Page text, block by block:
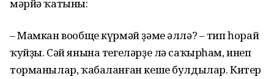
мәрйә ҡатыны:
– Мамкан вообще күрмәй ҙәме әллә? – тип һорай
ҡуйҙы. Сәй янына тегеләрҙе лә саҡырһам, инеп
торманылар, ҡабаланған кеше булдылар. Китер